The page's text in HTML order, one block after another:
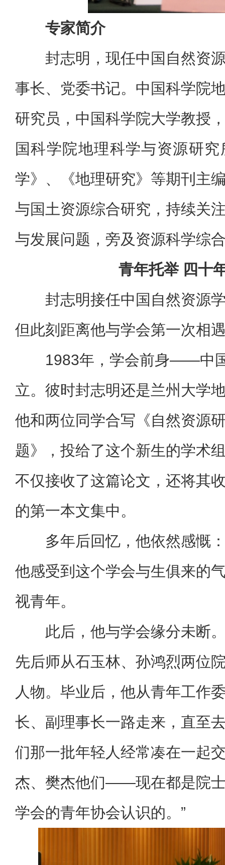
专家简介
封志明，现任中国自然资
事长、党委书记。中国科学院
研究员，中国科学院大学教授
国科学院地理科学与资源研
学》、《地理研究》等期刊主
与国土资源综合研究，持续关
与发展问题，旁及资源科学综
青年托举 四十
封志明接任中国自然资源
但此刻距离他与学会第一次相
1983年，学会前身——中
立。彼时封志明还是兰州大学
他和两位同学合写《自然资源
题》，投给了这个新生的学术
不仅接收了这篇论文，还将其
的第一本文集中。
多年后回忆，他依然感慨
他感受到这个学会与生俱来
视青年。
此后，他与学会缘分未断
先后师从石玉林、孙鸿烈两
人物。毕业后，他从青年工作
长、副理事长一路走来，直至
们那一批年轻人经常凑在一起
杰、樊杰他们——现在都是院
学会的青年协会认识的。”